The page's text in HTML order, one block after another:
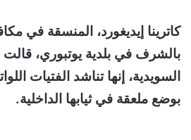
كاترينا إيديغورد، المنسقة في
بالشرف في بلدية يوتبوري، قالت
السويدية، إنها تناشد الفتيات
بوضع ملعقة في ثيابها الداخلية.